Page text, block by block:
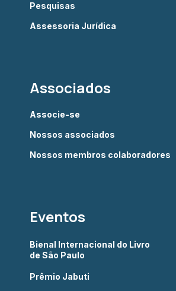
Pesquisas
Assessoria Jurídica
Associados
Associe-se
Nossos associados
Nossos membros colaboradores
Eventos
Bienal Internacional do Livro
de São Paulo
Prêmio Jabuti